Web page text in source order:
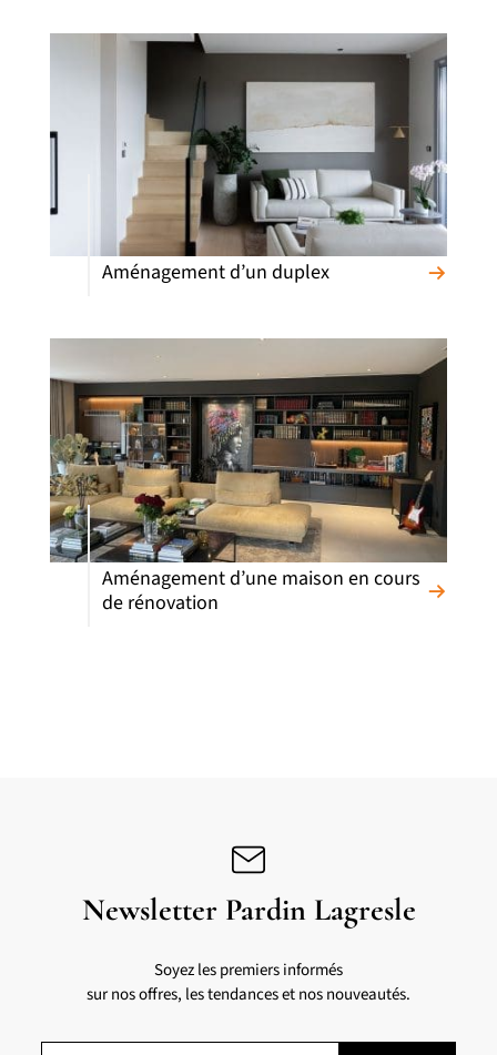
Aménagement d’un duplex
Aménagement d’une maison en cours
de rénovation
Newsletter Pardin Lagresle
Soyez les premiers informés
sur nos offres, les tendances et nos nouveautés.